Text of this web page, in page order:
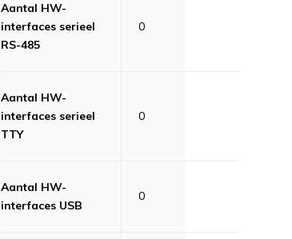
Aantal HW-
interfaces serieel
RS-485
0
Aantal HW-
interfaces serieel
TTY
0
Aantal HW-
interfaces USB
0